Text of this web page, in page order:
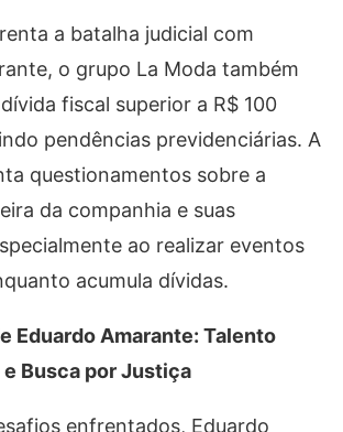
a batalha judicial com
o grupo La Moda também
fiscal superior a R$ 100
pendências previdenciárias. A
questionamentos sobre a
da companhia e suas
ao realizar eventos
acumula dívidas.
Eduardo Amarante: Talento
Busca por Justiça
enfrentados, Eduardo